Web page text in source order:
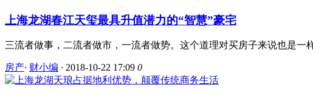
上海龙湖春江天玺最具升值潜力的“智慧”豪宅
三流者做事，二流者做市，一流者做势。这个道理对买房子来说也是一
房产· 财小编 · 2018-10-22 17:09 0